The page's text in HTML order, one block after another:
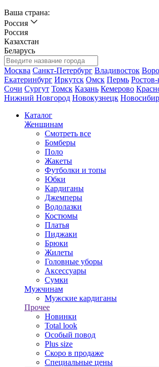
Ваша страна:
Россия
Россия
Казахстан
Беларусь
Москва Санкт-Петербург Владивосток
Екатеринбург Иркутск Омск Пермь
Сочи Сургут Томск Казань Кемерово
Нижний Новгород Новокузнецк
Каталог
Женщинам
Смотреть все
Бомберы
Поло
Жакеты
Футболки и топы
Юбки
Кардиганы
Джемперы
Водолазки
Костюмы
Платья
Пиджаки
Брюки
Жилеты
Головные уборы
Аксессуары
Сумки
Мужчинам
Мужские кардиганы
Прочее
Новинки
Total look
Особый повод
Plus size
Скоро в продаже
Специальные цены